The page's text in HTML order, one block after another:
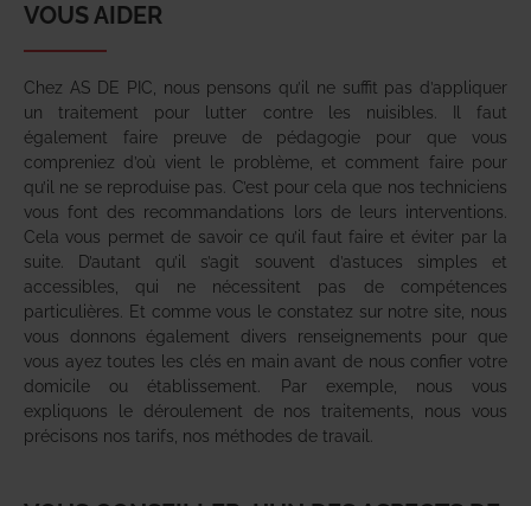
VOUS AIDER
Chez AS DE PIC, nous pensons qu’il ne suffit pas d’appliquer
un traitement pour lutter contre les nuisibles. Il faut
également faire preuve de pédagogie pour que vous
compreniez d’où vient le problème, et comment faire pour
qu’il ne se reproduise pas. C’est pour cela que nos techniciens
vous font des recommandations lors de leurs interventions.
Cela vous permet de savoir ce qu’il faut faire et éviter par la
suite. D’autant qu’il s’agit souvent d’astuces simples et
accessibles, qui ne nécessitent pas de compétences
particulières. Et comme vous le constatez sur notre site, nous
vous donnons également divers renseignements pour que
vous ayez toutes les clés en main avant de nous confier votre
domicile ou établissement. Par exemple, nous vous
expliquons le déroulement de nos traitements, nous vous
précisons nos tarifs, nos méthodes de travail.